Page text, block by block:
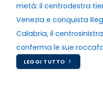
metà: il centrodestra
Venezia e conquista
Calabria, il centrosinistra
conferma le sue
LEGGI TUTTO